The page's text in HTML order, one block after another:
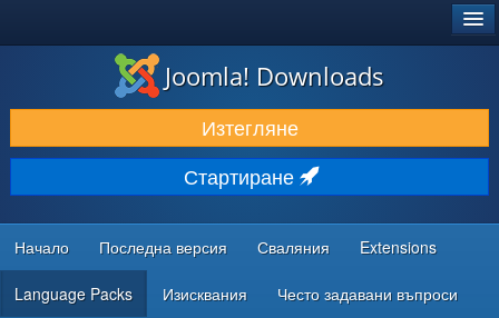
ИЗТЕГЛЯНЕ & РАЗШИРЯВАНЕ
ОТКРИВАЙТЕ & УЧЕТЕ
ОБЩНОСТ & ПОДДРЪЖКА
РЕСУРСИ ЗА РАЗРАБОТКА
Joomla! Downloads
Изтегляне
Стартиране
Начало Последна версия Сваляния Extensions
Language Packs Изисквания Често задавани въпроси